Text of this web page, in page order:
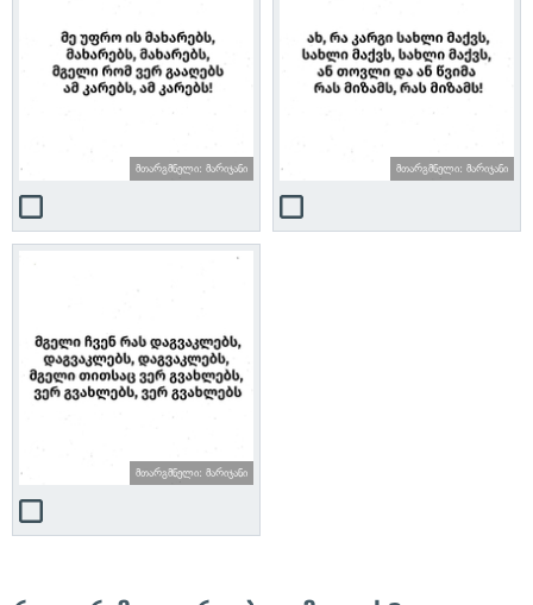
მთარგმნელი: მარიჯანი მთარგმნელი: მარიჯანი
მთარგმნელი: მარიჯანი